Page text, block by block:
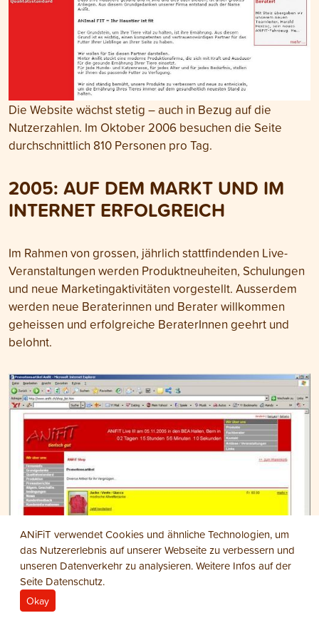
Die Website wächst stetig – auch in Bezug auf die
Nutzerzahlen. Im Oktober 2006 besuchen die Seite
durchschnittlich 810 Personen pro Tag.
2005: AUF DEM MARKT UND IM
INTERNET ERFOLGREICH
Im Rahmen von grossen, jährlich stattfindenden Live-
Veranstaltungen werden Produktneuheiten, Schulungen
und neue Marketingaktivitäten vorgestellt. Ausserdem
werden neue Beraterinnen und Berater willkommen
geheissen und erfolgreiche BeraterInnen geehrt und
belohnt.
Schon früh nutzt ANiFiT die Vorteile und Möglichkeiten
ANiFiT verwendet Cookies und ähnliche Technologien, um
das Nutzererlebnis auf unserer Webseite zu verbessern und
unseren Datenverkehr zu analysieren. Weitere Infos auf der
Seite Datenschutz.
Okay